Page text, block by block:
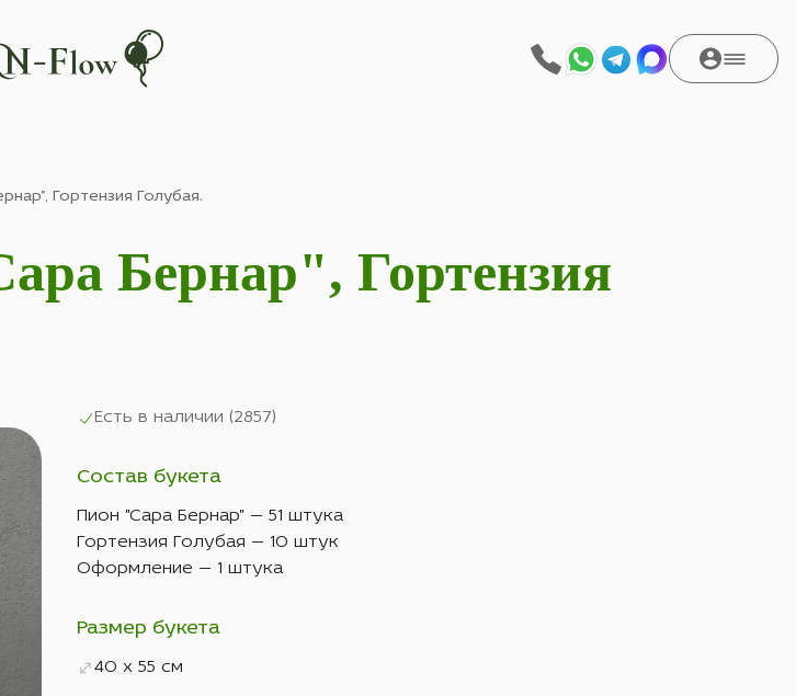
Гортензия Голубая.
Бернар", Гортензия
Есть в наличии (2857)
Состав букета
Пион "Сара Бернар" — 51 штука
Гортензия Голубая — 10 штук
Оформление — 1 штука
Размер букета
40 x 55 см